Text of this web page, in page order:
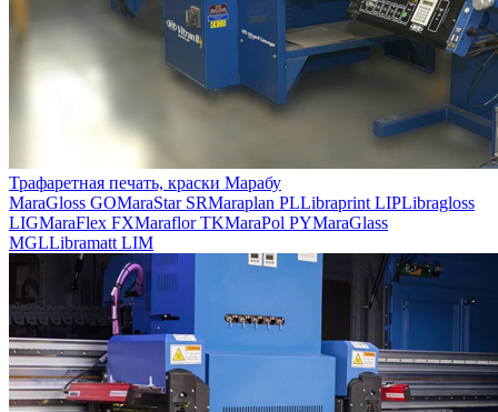
Трафаретная печать, краски Марабу
MaraGloss GOMaraStar SRMaraplan PLLibraprint LIPLibragloss
LIGMaraFlex FXMaraflor TKMaraPol PYMaraGlass
MGLLibramatt LIM